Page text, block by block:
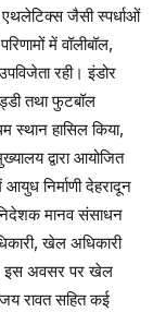
जैसी स्पर्धाओं
में वॉलीबॉल,
रही। इंडोर
तथा फुटबॉल
स्थान हासिल किया,
द्वारा आयोजित
निर्माणी देहरादून
मानव संसाधन
खेल अधिकारी
इस अवसर पर खेल
रावत सहित कई